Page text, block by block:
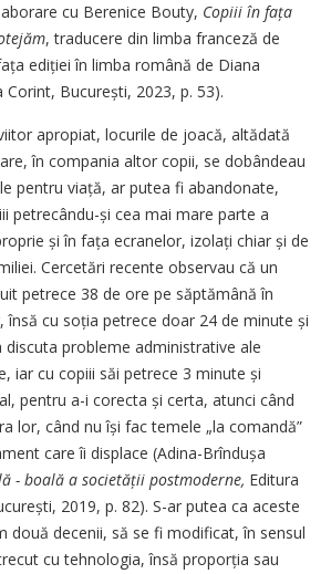
cu Berenice Bouty, Copiii în fața
, traducere din limba franceză de
ediției în limba română de Diana
Corint, București, 2023, p. 53).
apropiat, locurile de joacă, altădată
în compania altor copii, se dobândeau
pentru viață, ar putea fi abandonate,
petrecându-și cea mai mare parte a
și în fața ecranelor, izolați chiar și de
Cercetări recente observau că un
petrece 38 de ore pe săptămână în
însă cu soția petrece doar 24 de minute și
discuta probleme administrative ale
iar cu copiii săi petrece 3 minute și
pentru a-i corecta și certa, atunci când
lor, când nu își fac temele „la comandă”
care îi displace (Adina-Brîndușa
- boală a societății post­moderne, Editura
2019, p. 82). S-ar putea ca aceste
două decenii, să se fi modificat, în sensul
cu tehnologia, însă proporția sau